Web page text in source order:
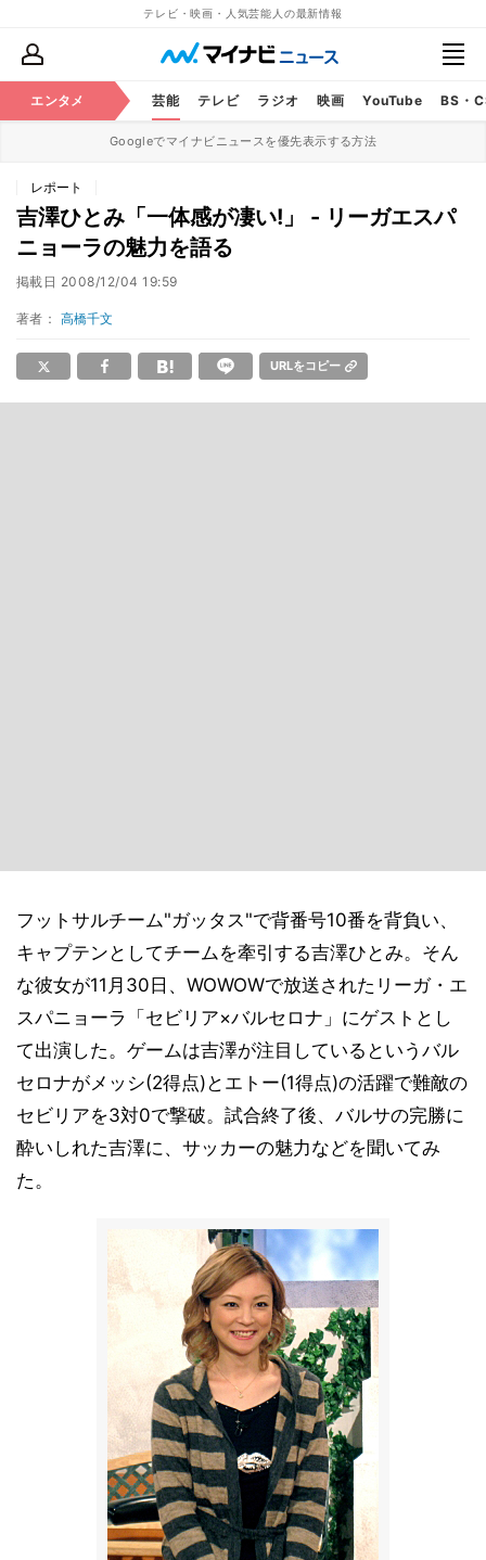
テレビ・映画・人気芸能人の最新情報
エンタメ 芸能 テレビ ラジオ 映画 YouTube BS・
Googleでマイナビニュースを優先表示する方法
レポート
吉澤ひとみ「一体感が凄い!」 - リーガエスパ
ニョーラの魅力を語る
掲載日 2008/12/04 19:59
著者： 高橋千文
URLをコピー
フットサルチーム"ガッタス"で背番号10番を背負い、
キャプテンとしてチームを牽引する吉澤ひとみ。そん
な彼女が11月30日、WOWOWで放送されたリーガ・エ
スパニョーラ「セビリア×バルセロナ」にゲストとし
て出演した。ゲームは吉澤が注目しているというバル
セロナがメッシ(2得点)とエトー(1得点)の活躍で難敵の
セビリアを3対0で撃破。試合終了後、バルサの完勝に
酔いしれた吉澤に、サッカーの魅力などを聞いてみ
た。